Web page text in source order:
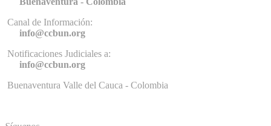
Canal de Información:
info@ccbun.org
Notificaciones Judiciales a:
info@ccbun.org
Buenaventura Valle del Cauca - Colombia